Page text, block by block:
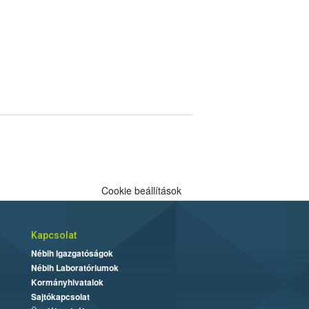
Cookie beállítások
Kapcsolat
Nébih Igazgatóságok
Nébih Laboratóriumok
Kormányhivatalok
Sajtókapcsolat